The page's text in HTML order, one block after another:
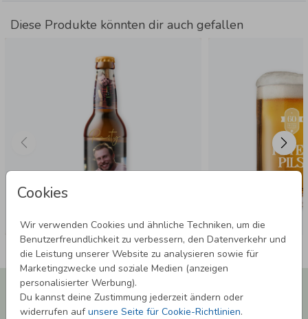
Cookies
Wir verwenden Cookies und ähnliche Techniken, um die
Benutzerfreundlichkeit zu verbessern, den Datenverkehr und
die Leistung unserer Website zu analysieren sowie für
Marketingzwecke und soziale Medien (anzeigen
personalisierter Werbung).
Du kannst deine Zustimmung jederzeit ändern oder
widerrufen aufunsere Seite für Cookie-Richtlinien.
Diese Produkte könnten dir auch gefallen
Newsletter abonnieren und 5,00 € Rabatt**
sichern!